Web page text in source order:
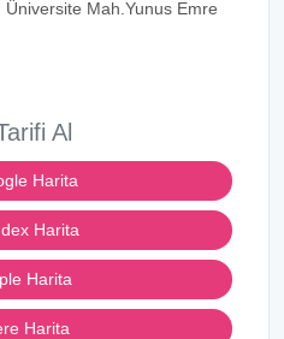
Mah.Yunus Emre
Al
Harita
Harita
Harita
Harita